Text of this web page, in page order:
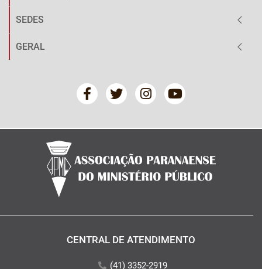
SEDES
GERAL
CENTRAL DE ATENDIMENTO
(41) 3352-2919